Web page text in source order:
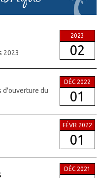
2023
2023
02
d'ouverture du
DÉC 2022
01
FÉVR 2022
01
DÉC 2021